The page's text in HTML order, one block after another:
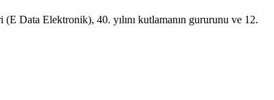
Data Elektronik), 40. yılını kutlamanın gururunu ve 12.